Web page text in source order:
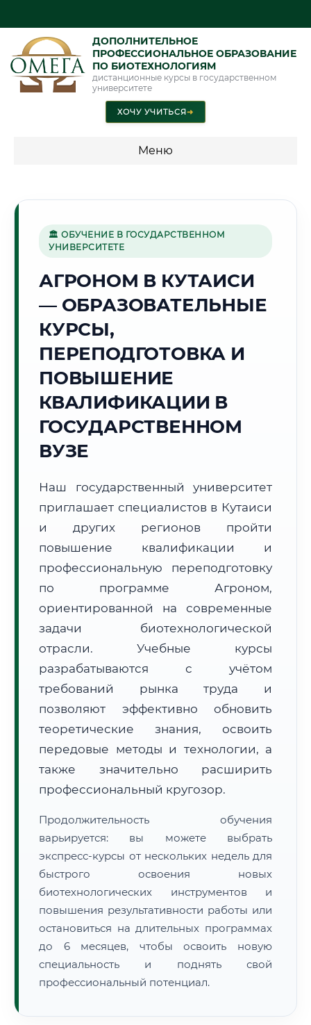
ДОПОЛНИТЕЛЬНОЕ
ПРОФЕССИОНАЛЬНОЕ ОБРАЗОВАНИЕ
ПО БИОТЕХНОЛОГИЯМ
дистанционные курсы в государственном
университете
ХОЧУ УЧИТЬСЯ➜
Меню
🏛️
Г. КУТАИСИ
11:13:07
Суббота, 8 Августа
2026 г.
Погода в г. Кутаиси: ⛅ +30°C, Переменная облачность
🌅 Восход: 06:09 🌇 Закат: 20:20
Субъект:
Грузия
+995 (431)
Формат учебы:
Дистанционно
🗺️ Зона обслуживания: г. Кутаиси
• Маршрут транзита:~3 221 км
📜 Документы и аккредитация ФИС ФРДО
🔍Нажмите на документ для увеличения и просмотра
🏛 ОБУЧЕНИЕ В ГОСУДАРСТВЕННОМ
УНИВЕРСИТЕТЕ
АГРОНОМ В КУТАИСИ
— ОБРАЗОВАТЕЛЬНЫЕ
КУРСЫ,
ПЕРЕПОДГОТОВКА И
ПОВЫШЕНИЕ
КВАЛИФИКАЦИИ В
ГОСУДАРСТВЕННОМ
ВУЗЕ
Наш государственный университет
приглашает специалистов в Кутаиси
и других регионов пройти
повышение квалификации и
профессиональную переподготовку
по программе Агроном,
ориентированной на современные
задачи биотехнологической
отрасли. Учебные курсы
разрабатываются с учётом
требований рынка труда и
позволяют эффективно обновить
теоретические знания, освоить
передовые методы и технологии, а
также значительно расширить
профессиональный кругозор.
Продолжительность обучения
варьируется: вы можете выбрать
экспресс-курсы от нескольких недель для
быстрого освоения новых
биотехнологических инструментов и
повышения результативности работы или
остановиться на длительных программах
до 6 месяцев, чтобы освоить новую
специальность и поднять свой
профессиональный потенциал.